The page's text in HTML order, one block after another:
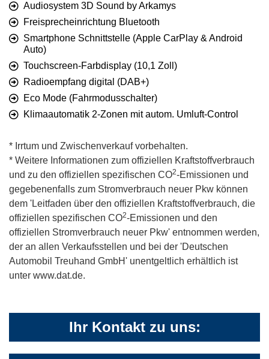
Audiosystem 3D Sound by Arkamys
Freisprecheinrichtung Bluetooth
Smartphone Schnittstelle (Apple CarPlay & Android
Auto)
Touchscreen-Farbdisplay (10,1 Zoll)
Radioempfang digital (DAB+)
Eco Mode (Fahrmodusschalter)
Klimaautomatik 2-Zonen mit autom. Umluft-Control
* Irrtum und Zwischenverkauf vorbehalten.
* Weitere Informationen zum offiziellen Kraftstoffverbrauch
und zu den offiziellen spezifischen CO2-Emissionen und
gegebenenfalls zum Stromverbrauch neuer Pkw können
dem 'Leitfaden über den offiziellen Kraftstoffverbrauch, die
offiziellen spezifischen CO2-Emissionen und den
offiziellen Stromverbrauch neuer Pkw' entnommen werden,
der an allen Verkaufsstellen und bei der 'Deutschen
Automobil Treuhand GmbH' unentgeltlich erhältlich ist
unter www.dat.de.
Ihr Kontakt zu uns: